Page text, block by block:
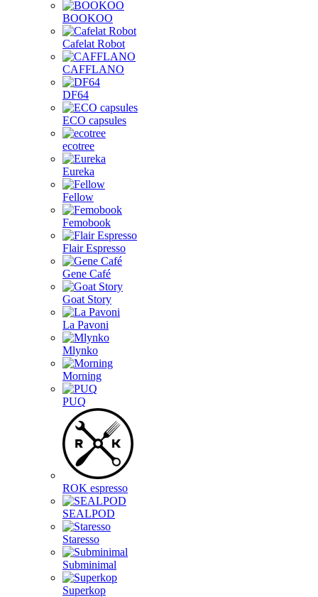
BOOKOO
Cafelat Robot
CAFFLANO
DF64
ECO capsules
ecotree
Eureka
Fellow
Femobook
Flair Espresso
Gene Café
Goat Story
La Pavoni
Mlynko
Morning
PUQ
ROK espresso
SEALPOD
Staresso
Subminimal
Superkop